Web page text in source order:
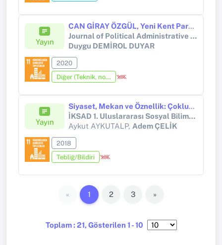
Yayın
CAN GİRAY ÖZGÜL, Yeni Kent Paradigması
Journal of Political Administrative and Local Studies
Duygu DEMİROL DUYAR
2020
Diğer (Teknik, not, yorum, vaka takdimi, editöre mektup, özet, kitap krıtiği, araştırma notu, bilirkişi raporu ve benzeri)
Yayın
Siyaset, Mekan ve Öznellik: Çokluk ve Halk Kavramlarını Mekan Üzerinden Düşünmek
İKSAD 1. Uluslararası Sosyal Bilimler Kongresi
Aykut AYKUTALP, Adem ÇELİK
2018
Tebliğ/Bildiri
Toplam : 21, Gösterilen 1 - 10
« 1 2 3 »